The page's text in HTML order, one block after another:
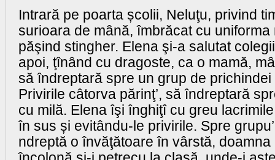
Intrară pe poarta școlii, Neluţu, privind
surioara de mână, îmbrăcat cu uniforma
păşind stingher. Elena şi-a salutat
apoi, ţînând cu dragoste, ca o mamă,
să îndreptară spre un grup de
Privirile câtorva părinţ’, să îndreptară
cu milă. Elena îşi înghiţî cu greu
în sus și evitându-le privirile. Spre
ndreptă o învăţătoare în vârstă, doamna